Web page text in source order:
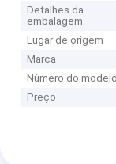
Detalhes da
embalagem
Lugar de origem
Marca
Número do modelo
Preço